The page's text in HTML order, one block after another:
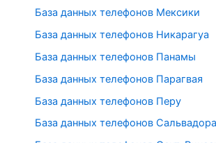
База данных телефонов Мексики
База данных телефонов Никарагуа
База данных телефонов Панамы
База данных телефонов Парагвая
База данных телефонов Перу
База данных телефонов Сальвадора